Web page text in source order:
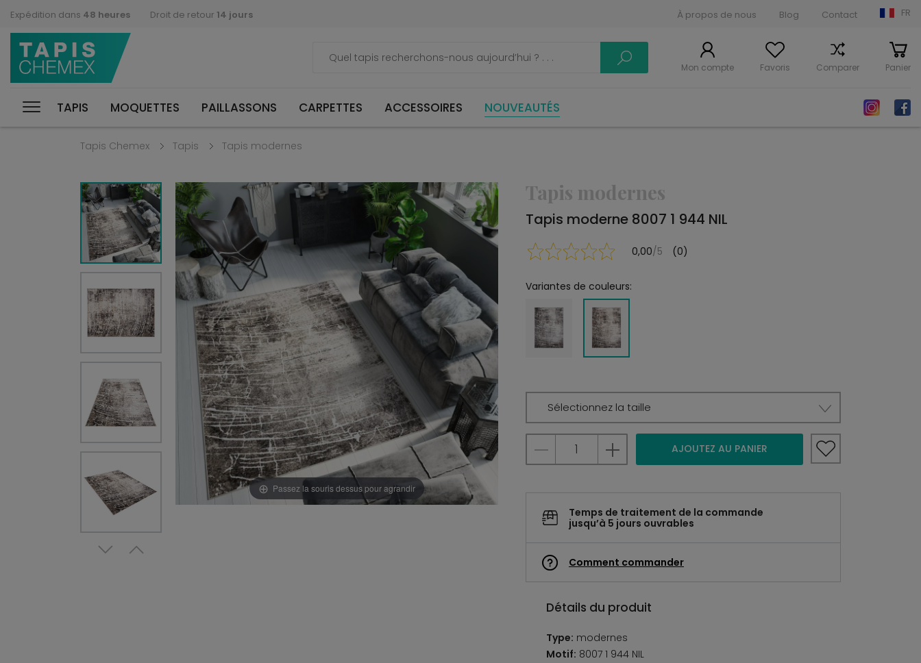
Expédition dans 48 heures Droit de retour 14 jours À propos de nous Blog Contact FR
Mon compte Favoris Comparer Panier
TAPIS MOQUETTES PAILLASSONS CARPETTES ACCESSOIRES NOUVEAUTÉS
Tapis Chemex Tapis Tapis modernes
Passez la souris dessus pour agrandir
Tapis modernes
Tapis moderne 8007 1 944 NIL
0,00/5 (0)
Variantes de couleurs:
Sélectionnez la taille
AJOUTEZ AU PANIER
Temps de traitement de la commande
jusqu’à 5 jours ouvrables
Comment commander
Détails du produit
Type: modernes
Motif: 8007 1 944 NIL